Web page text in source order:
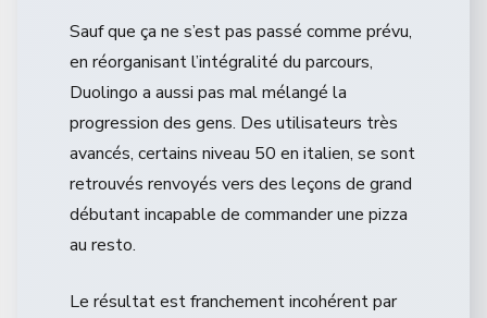
Sauf que ça ne s’est pas passé comme prévu,
en réorganisant l’intégralité du parcours,
Duolingo a aussi pas mal mélangé la
progression des gens. Des utilisateurs très
avancés, certains niveau 50 en italien, se sont
retrouvés renvoyés vers des leçons de grand
débutant incapable de commander une pizza
au resto.
Le résultat est franchement incohérent par